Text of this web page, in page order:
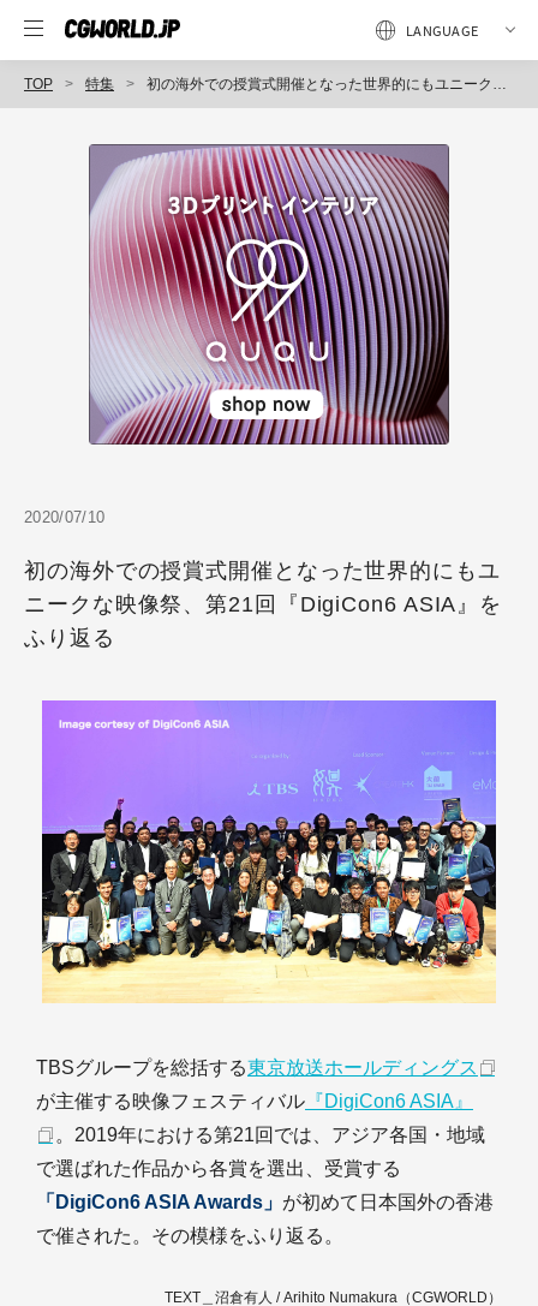
TOP 特集 初の海外での授賞式開催となった世界的にもユニークな映像祭、第21回『DigiCon6 ASIA』をふり返る
2020/07/10
初の海外での授賞式開催となった世界的にもユ
ニークな映像祭、第21回『DigiCon6 ASIA』を
ふり返る
TBSグループを総括する東京放送ホールディングス
が主催する映像フェスティバル 『DigiCon6 ASIA』
。2019年における第21回では、アジア各国・地域
で選ばれた作品から各賞を選出、受賞する
「DigiCon6 ASIA Awards」 が初めて日本国外の香港
で催された。その模様をふり返る。
TEXT＿沼倉有人 / Arihito Numakura（CGWORLD）